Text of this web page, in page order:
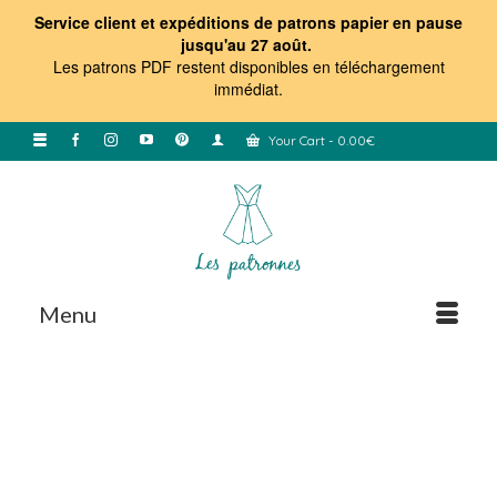
Service client et expéditions de patrons papier en pause
jusqu'au 27 août.
Les patrons PDF restent disponibles en téléchargement
immédiat.
Your Cart - 0.00€
Menu